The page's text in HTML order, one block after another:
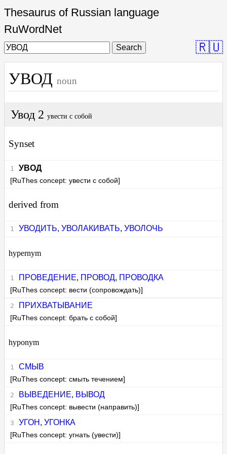
Thesaurus of Russian language
RuWordNet
Search 🇷🇺
УВОД noun
Увод 2 увести с собой
Synset
УВОД
[RuThes concept: увести с собой]
derived from
УВОДИТЬ, УВОЛАКИВАТЬ, УВОЛОЧЬ
hypernym
ПРОВЕДЕНИЕ, ПРОВОД, ПРОВОДКА
[RuThes concept: вести (сопровождать)]
ПРИХВАТЫВАНИЕ
[RuThes concept: брать с собой]
hyponym
СМЫВ
[RuThes concept: смыть течением]
ВЫВЕДЕНИЕ, ВЫВОД
[RuThes concept: вывести (направить)]
УГОН , УГОНКА
[RuThes concept: угнать (увести)]